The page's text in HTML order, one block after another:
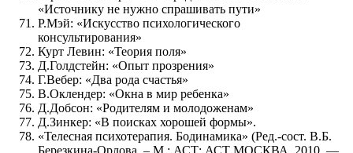
«Источнику не нужно спрашивать пути»
Р.Мэй: «Искусство психологического
консультирования»
Курт Левин: «Теория поля»
Д.Голдстейн: «Опыт прозрения»
Г.Вебер: «Два рода счастья»
В.Оклендер: «Окна в мир ребенка»
Д.Добсон: «Родителям и молодоженам»
Д.Зинкер: «В поисках хорошей формы».
«Телесная психотерапия. Бодинамика» (Ред.-сост. В.Б.
Березкина-Орлова. – М.: АСТ: АСТ МОСКВА, 2010. —